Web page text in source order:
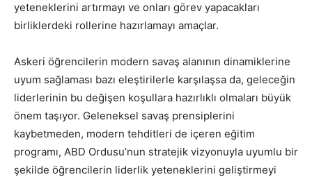
yeteneklerini artırmayı ve onları görev yapacakları
birliklerdeki rollerine hazırlamayı amaçlar.
Askeri öğrencilerin modern savaş alanının dinamiklerine
uyum sağlaması bazı eleştirilerle karşılaşsa da, geleceğin
liderlerinin bu değişen koşullara hazırlıklı olmaları büyük
önem taşıyor. Geleneksel savaş prensiplerini
kaybetmeden, modern tehditleri de içeren eğitim
programı, ABD Ordusu’nun stratejik vizyonuyla uyumlu bir
şekilde öğrencilerin liderlik yeteneklerini geliştirmeyi